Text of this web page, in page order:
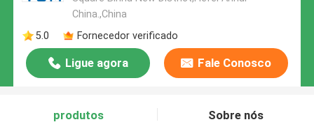
China.,China
5.0
Fornecedor verificado
Ligue agora Fale Conosco
produtos Sobre nós